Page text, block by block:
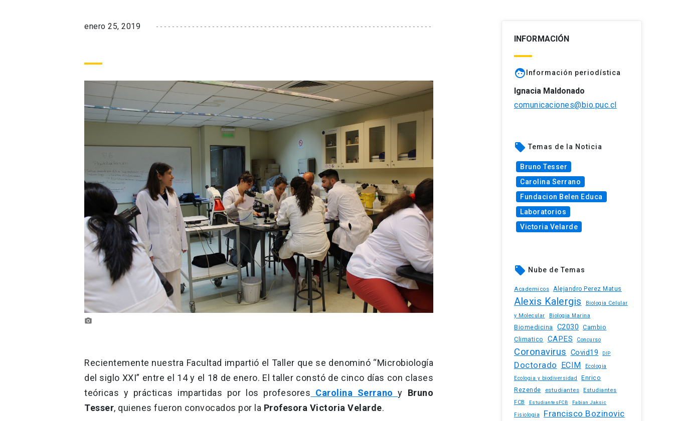
enero 25, 2019
photo_camera
Recientemente nuestra Facultad impartió el Taller que se denominó “Microbiología
del siglo XXI” entre el 14 y el 18 de enero. El taller constó de cinco días con clases
teóricas y prácticas impartidas por los profesores Carolina Serrano y Bruno
Tesser, quienes fueron convocados por la Profesora Victoria Velarde.
INFORMACIÓN
face Información periodística
Ignacia Maldonado
comunicaciones@bio.puc.cl
local_offer Temas de la Noticia
Bruno Tesser
Carolina Serrano
Fundacion Belen Educa
Laboratorios
Victoria Velarde
local_offer Nube de Temas
Academicos Alejandro Perez Matus
Alexis Kalergis
Biologia Celular
y Molecular
Biologia Marina
Biomedicina C2030
Cambio
Climatico
CAPES Concurso
Coronavirus Covid19 DIP
Doctorado ECIM Ecologia
Ecologia y biodiversidad
Enrico
Rezende
estudiantes
Estudiantes
FCB
EstudiantesFCB Fabian Jaksic
Fisiologia Francisco Bozinovic